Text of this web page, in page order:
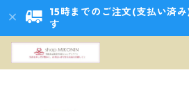
15時までのご注文(支払い済
す